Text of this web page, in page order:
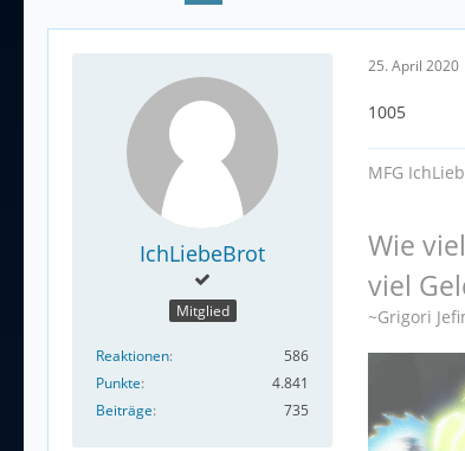
IchLiebeBrot
Mitglied
Reaktionen
586
Punkte
4.841
Beiträge
735
25. April 2020
1005
MFG
Wie
viel
~Grigori